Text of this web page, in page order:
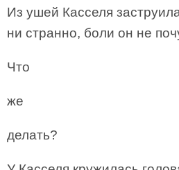
Из ушей Касселя
ни странно, боли он не
Что
же
делать?